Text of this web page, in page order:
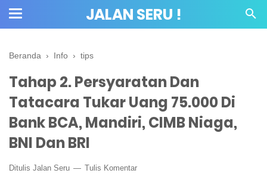
JALAN SERU !
Beranda › Info › tips
Tahap 2. Persyaratan Dan
Tatacara Tukar Uang 75.000 Di
Bank BCA, Mandiri, CIMB Niaga,
BNI Dan BRI
Ditulis Jalan Seru Tulis Komentar